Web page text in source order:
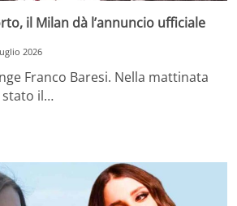
il Milan dà l’annuncio ufficiale
2026
Franco Baresi. Nella mattinata
stato il…